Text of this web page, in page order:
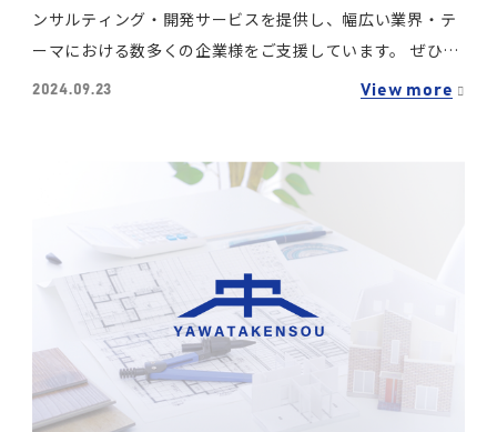
ンサルティング・開発サービスを提供し、幅広い業界・テ
ーマにおける数多くの企業様をご支援しています。 ぜひ以
下URLから記事をご覧ください。 CREXの運営するDX総研
2024.09.23 View more